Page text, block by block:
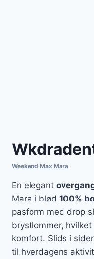
Weekend Max Mara
En elegant
Mara i blød 100%
pasform med drop
brystlommer,
komfort. Slids i
til hverdagens